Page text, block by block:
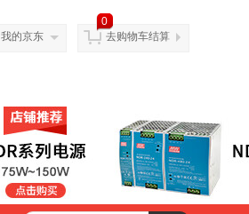
我的京东
0
去购物车结算